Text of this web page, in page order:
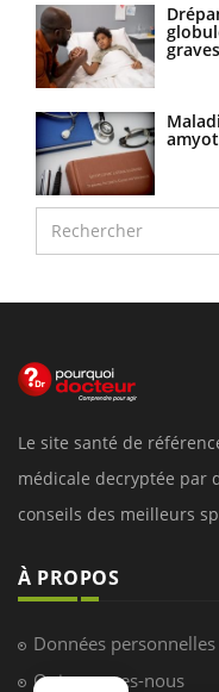
graves
Le site santé de
médicale decryptée par
conseils des meilleurs
À PROPOS
Données
Qui sommes-nous